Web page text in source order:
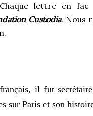
lettre en fac
Custodia. Nous
il fut
sur Paris et son